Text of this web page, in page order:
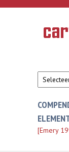
Overslaan en naar de
van de
[Emery